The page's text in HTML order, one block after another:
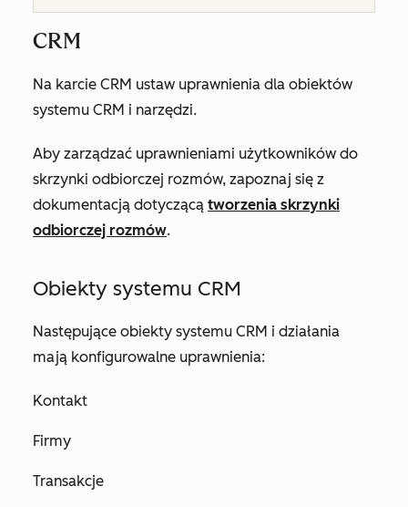
CRM
Na karcie CRM ustaw uprawnienia dla obiektów
systemu CRM i narzędzi.
Aby zarządzać uprawnieniami użytkowników do
skrzynki odbiorczej rozmów, zapoznaj się z
dokumentacją dotyczącą tworzenia skrzynki
odbiorczej rozmów.
Obiekty systemu CRM
Następujące obiekty systemu CRM i działania
mają konfigurowalne uprawnienia:
Kontakt
Firmy
Transakcje